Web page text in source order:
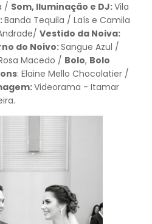
/ Som, Iluminação e DJ:Vila
Banda Tequila / Laís e Camila
Vestido da Noiva:
do Noivo:Sangue Azul /
Macedo / Bolo, Bolo
: Elaine Mello Chocolatier /
Videorama - Itamar